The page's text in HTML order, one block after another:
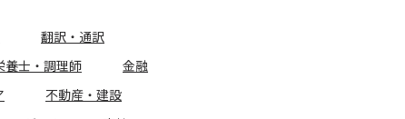
翻訳・通訳
養士・調理師
金融
不動産・建設